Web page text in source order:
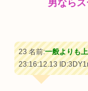
男ならス
23 名前:一般よりも
23:16:12.13